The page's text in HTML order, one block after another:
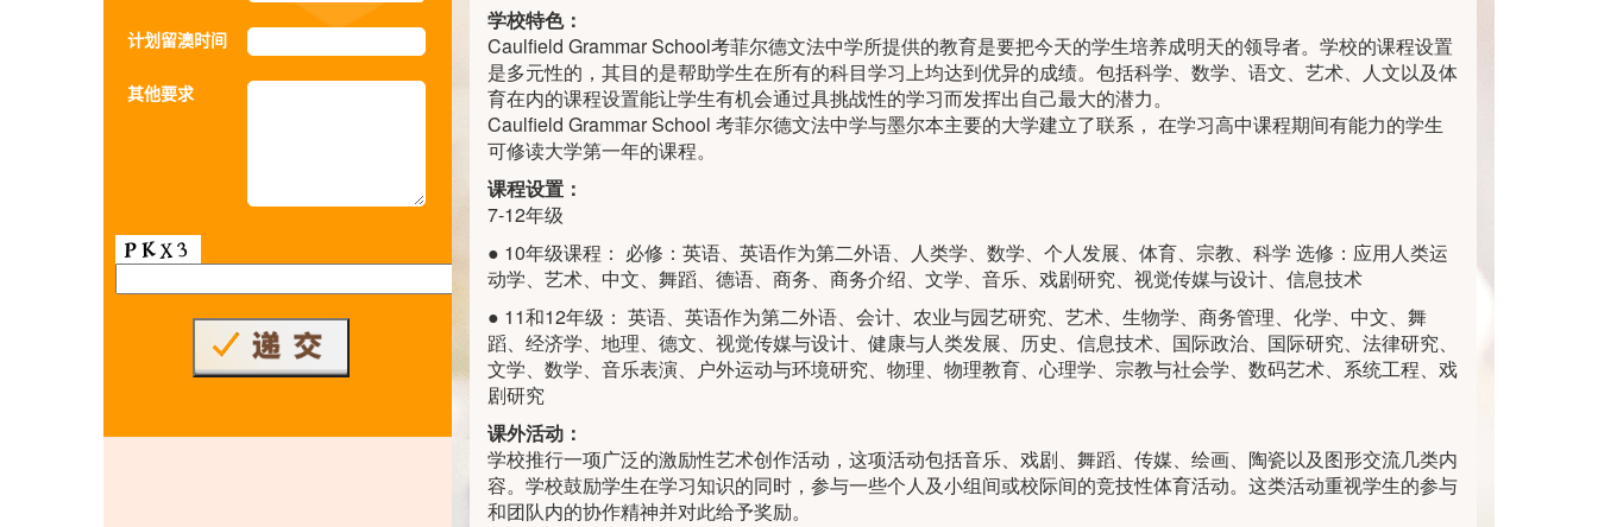
计划留澳时间
其他要求
学校特色：
Caulfield Grammar School考菲尔德文法中学所提供的教育是要把今天的学生培养成明天的领导者。学校的课程设置
是多元性的，其目的是帮助学生在所有的科目学习上均达到优异的成绩。包括科学、数学、语文、艺术、人文以及体
育在内的课程设置能让学生有机会通过具挑战性的学习而发挥出自己最大的潜力。
Caulfield Grammar School 考菲尔德文法中学与墨尔本主要的大学建立了联系， 在学习高中课程期间有能力的学生
可修读大学第一年的课程。
课程设置：
7-12年级
● 10年级课程： 必修：英语、英语作为第二外语、人类学、数学、个人发展、体育、宗教、科学 选修：应用人类运
动学、艺术、中文、舞蹈、德语、商务、商务介绍、文学、音乐、戏剧研究、视觉传媒与设计、信息技术
● 11和12年级： 英语、英语作为第二外语、会计、农业与园艺研究、艺术、生物学、商务管理、化学、中文、舞
蹈、经济学、地理、德文、视觉传媒与设计、健康与人类发展、历史、信息技术、国际政治、国际研究、法律研究、
文学、数学、音乐表演、户外运动与环境研究、物理、物理教育、心理学、宗教与社会学、数码艺术、系统工程、戏
剧研究
课外活动：
学校推行一项广泛的激励性艺术创作活动，这项活动包括音乐、戏剧、舞蹈、传媒、绘画、陶瓷以及图形交流几类内
容。学校鼓励学生在学习知识的同时，参与一些个人及小组间或校际间的竞技性体育活动。这类活动重视学生的参与
和团队内的协作精神并对此给予奖励。